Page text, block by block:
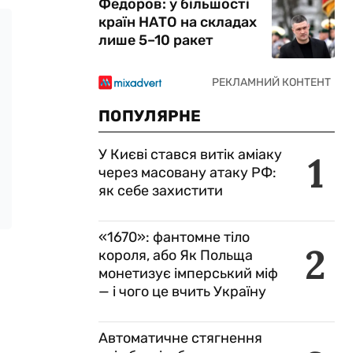
Федоров: у більшості
країн НАТО на складах
лише 5–10 ракет
ПОПУЛЯРНЕ
1
У Києві стався витік аміаку
через масовану атаку РФ:
як себе захистити
2
«1670»: фантомне тіло
короля, або Як Польща
монетизує імперський міф
— і чого це вчить Україну
Автоматичне стягнення